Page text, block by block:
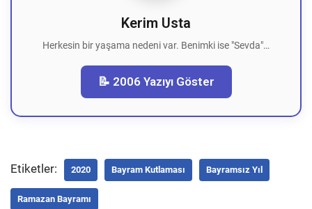
Kerim Usta
Herkesin bir yaşama nedeni var. Benimki ise "Sevda"…
📝 2006 Yazıyı Göster
Etiketler: 2020 Bayram Kutlaması Bayramsız Yıl
Ramazan Bayramı